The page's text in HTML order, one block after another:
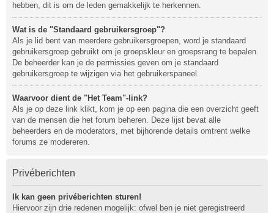
hebben, dit is om de leden gemakkelijk te herkennen.
Wat is de "Standaard gebruikersgroep"?
Als je lid bent van meerdere gebruikersgroepen, word je standaard
gebruikersgroep gebruikt om je groepskleur en groepsrang te bepalen.
De beheerder kan je de permissies geven om je standaard
gebruikersgroep te wijzigen via het gebruikerspaneel.
Waarvoor dient de "Het Team"-link?
Als je op deze link klikt, kom je op een pagina die een overzicht geeft
van de mensen die het forum beheren. Deze lijst bevat alle
beheerders en de moderators, met bijhorende details omtrent welke
forums ze modereren.
Privéberichten
Ik kan geen privéberichten sturen!
Hiervoor zijn drie redenen mogelijk: ofwel ben je niet geregistreerd